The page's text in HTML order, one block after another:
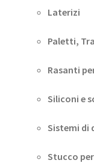
Laterizi
Paletti,
Rasanti
Siliconi e
Sistemi di
Stucco